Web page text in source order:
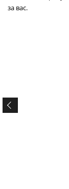
за вас.